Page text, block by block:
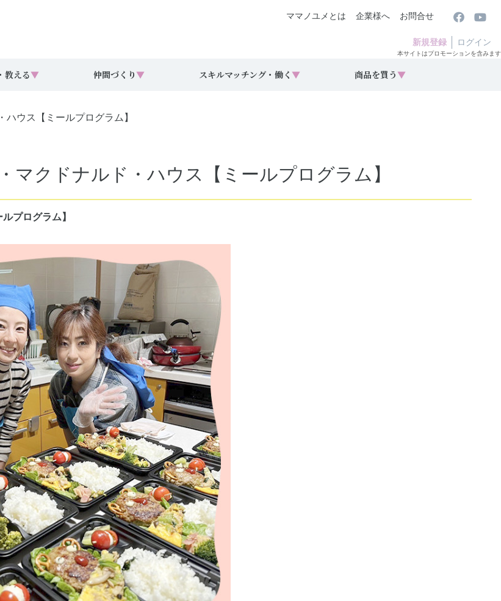
ママノユメとは 企業様へ お問合せ
新規登録 ログイン
本サイトはプロモーションを含みます
教える▼ 仲間づくり ▼ スキルマッチング・働く ▼ 商品を買う ▼
ウス【ミールプログラム】
マクドナルド・ハウス【ミールプログラム】
プログラム】